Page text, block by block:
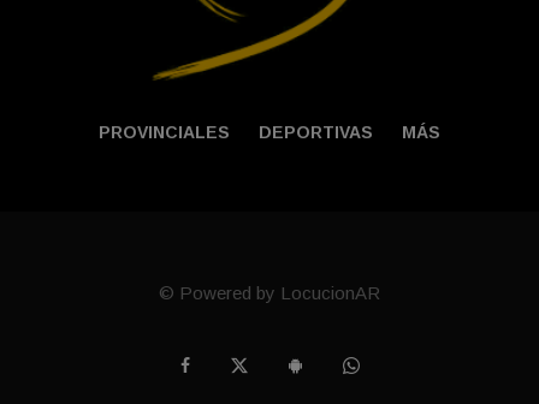
PROVINCIALES DEPORTIVAS MÁS
© Powered by LocucionAR